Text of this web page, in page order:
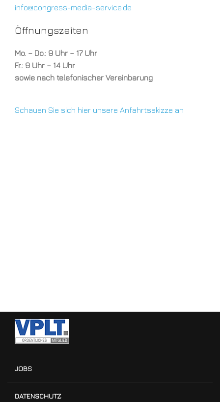
info@congress-media-service.de
Öffnungszeiten
Mo. – Do.: 9 Uhr – 17 Uhr
Fr.: 9 Uhr – 14 Uhr
sowie nach telefonischer Vereinbarung
Schauen Sie sich hier unsere Anfahrtsskizze an
JOBS
DATENSCHUTZ